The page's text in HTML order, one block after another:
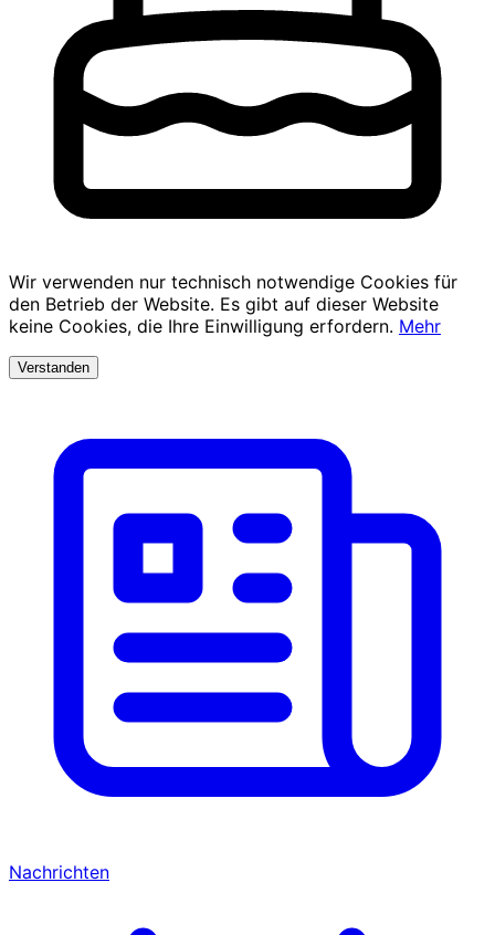
Wir verwenden nur technisch notwendige Cookies für
den Betrieb der Website. Es gibt auf dieser Website
keine Cookies, die Ihre Einwilligung erfordern. Mehr
Verstanden
Nachrichten